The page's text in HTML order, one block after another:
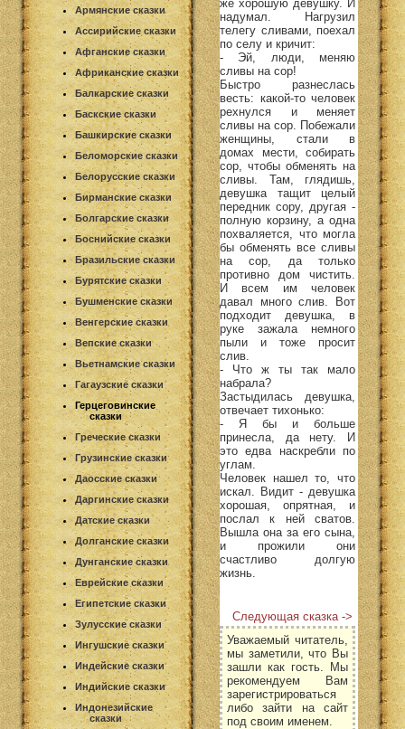
Армянские сказки
Ассирийские сказки
Афганские сказки
Африканские сказки
Балкарские сказки
Баскские сказки
Башкирские сказки
Беломорские сказки
Белорусские сказки
Бирманские сказки
Болгарские сказки
Боснийские сказки
Бразильские сказки
Бурятские сказки
Бушменские сказки
Венгерские сказки
Вепские сказки
Вьетнамские сказки
Гагаузские сказки
Герцеговинские
сказки
Греческие сказки
Грузинские сказки
Даосские сказки
Даргинские сказки
Датские сказки
Долганские сказки
Дунганские сказки
Еврейские сказки
Египетские сказки
Зулусские сказки
Ингушские сказки
Индейские сказки
Индийские сказки
Индонезийские
сказки
же хорошую девушку. И
надумал. Нагрузил
телегу сливами, поехал
по селу и кричит:
- Эй, люди, меняю
сливы на сор!
Быстро разнеслась
весть: какой-то человек
рехнулся и меняет
сливы на сор. Побежали
женщины, стали в
домах мести, собирать
сор, чтобы обменять на
сливы. Там, глядишь,
девушка тащит целый
передник сору, другая -
полную корзину, а одна
похваляется, что могла
бы обменять все сливы
на сор, да только
противно дом чистить.
И всем им человек
давал много слив. Вот
подходит девушка, в
руке зажала немного
пыли и тоже просит
слив.
- Что ж ты так мало
набрала?
Застыдилась девушка,
отвечает тихонько:
- Я бы и больше
принесла, да нету. И
это едва наскребли по
углам.
Человек нашел то, что
искал. Видит - девушка
хорошая, опрятная, и
послал к ней сватов.
Вышла она за его сына,
и прожили они
счастливо долгую
жизнь.
Следующая сказка ->
Уважаемый читатель,
мы заметили, что Вы
зашли как гость. Мы
рекомендуем Вам
зарегистрироваться
либо зайти на сайт
под своим именем.